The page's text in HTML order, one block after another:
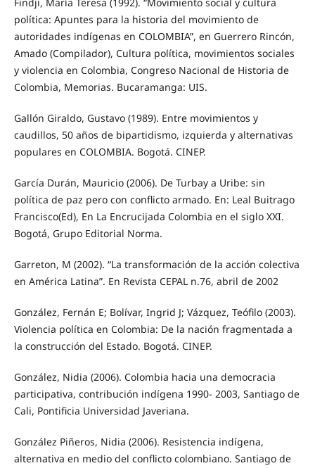
política: Apuntes para la historia del movimiento de
autoridades indígenas en COLOMBIA”, en Guerrero Rincón,
Amado (Compilador), Cultura política, movimientos sociales
y violencia en Colombia, Congreso Nacional de Historia de
Colombia, Memorias. Bucaramanga: UIS.
Gallón Giraldo, Gustavo (1989). Entre movimientos y
caudillos, 50 años de bipartidismo, izquierda y alternativas
populares en COLOMBIA. Bogotá. CINEP.
García Durán, Mauricio (2006). De Turbay a Uribe: sin
política de paz pero con conflicto armado. En: Leal Buitrago
Francisco(Ed), En La Encrucijada Colombia en el siglo XXI.
Bogotá, Grupo Editorial Norma.
Garreton, M (2002). “La transformación de la acción colectiva
en América Latina”. En Revista CEPAL n.76, abril de 2002
González, Fernán E; Bolívar, Ingrid J; Vázquez, Teófilo (2003).
Violencia política en Colombia: De la nación fragmentada a
la construcción del Estado. Bogotá. CINEP.
González, Nidia (2006). Colombia hacia una democracia
participativa, contribución indígena 1990- 2003, Santiago de
Cali, Pontificia Universidad Javeriana.
González Piñeros, Nidia (2006). Resistencia indígena,
alternativa en medio del conflicto colombiano. Santiago de